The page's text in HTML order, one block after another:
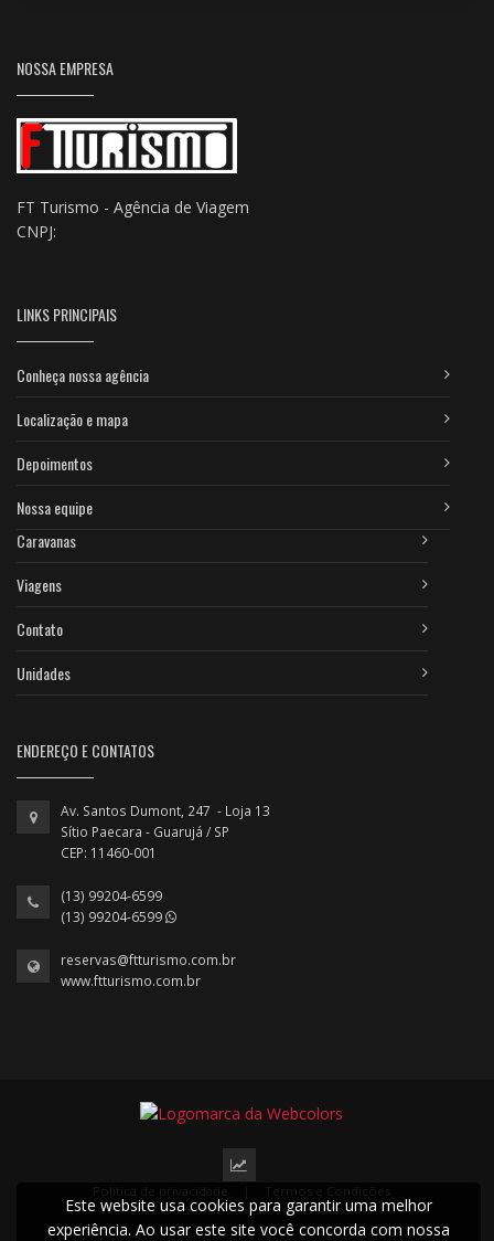
NOSSA EMPRESA
FT Turismo - Agência de Viagem
CNPJ:
LINKS PRINCIPAIS
Conheça nossa agência
Localização e mapa
Depoimentos
Nossa equipe
Caravanas
Viagens
Contato
Unidades
ENDEREÇO E CONTATOS
Av. Santos Dumont, 247 - Loja 13
Sítio Paecara - Guarujá / SP
CEP: 11460-001
(13) 99204-6599
(13) 99204-6599
reservas@ftturismo.com.br
www.ftturismo.com.br
2022 © Todos os direitos reservados.
Este website usa cookies para garantir uma melhor
experiência. Ao usar este site você concorda com nossa